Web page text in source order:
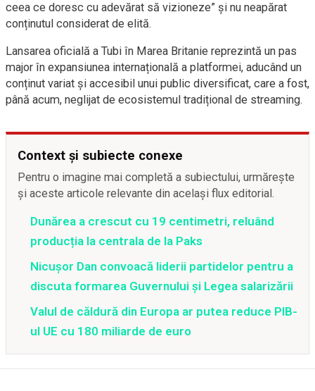
ceea ce doresc cu adevărat să vizioneze” și nu neapărat
conținutul considerat de elită.
Lansarea oficială a Tubi în Marea Britanie reprezintă un pas
major în expansiunea internațională a platformei, aducând un
conținut variat și accesibil unui public diversificat, care a fost,
până acum, neglijat de ecosistemul tradițional de streaming.
Context și subiecte conexe
Pentru o imagine mai completă a subiectului, urmărește
și aceste articole relevante din același flux editorial.
Dunărea a crescut cu 19 centimetri, reluând
producția la centrala de la Paks
Nicușor Dan convoacă liderii partidelor pentru a
discuta formarea Guvernului și Legea salarizării
Valul de căldură din Europa ar putea reduce PIB-
ul UE cu 180 miliarde de euro